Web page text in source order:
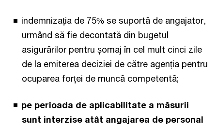
indemnizația de 75% se suportă de angajator,
urmând să fie decontată din bugetul
asigurărilor pentru șomaj în cel mult cinci zile
de la emiterea deciziei de către agenția pentru
ocuparea forței de muncă competentă;
pe perioada de aplicabilitate a măsurii
sunt interzise atât angajarea de personal